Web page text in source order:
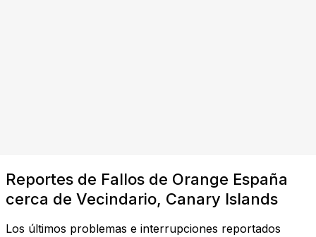
Reportes de Fallos de Orange España
cerca de Vecindario, Canary Islands
Los últimos problemas e interrupciones reportados